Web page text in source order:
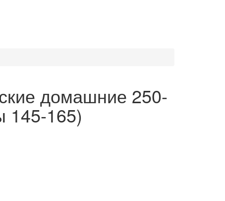
домашние 250-
145-165)